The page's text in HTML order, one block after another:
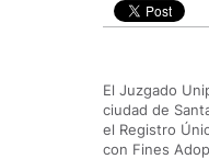
El Juzgado
ciudad de
el Registro
con Fines